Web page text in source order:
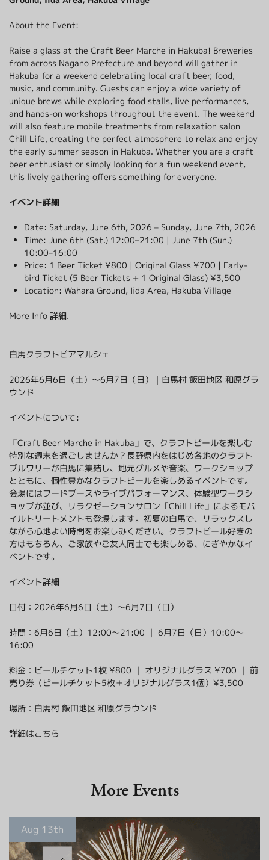
アクティビティ
アクティビティ
グリーンシーズン
イベント
ウィンターシーズン
イベント
About the Event:
Raise a glass at the Craft Beer Marche in Hakuba! Breweries
from across Nagano Prefecture and beyond will gather in
Hakuba for a weekend celebrating local craft beer, food,
music, and community. Guests can enjoy a wide variety of
unique brews while exploring food stalls, live performances,
and hands-on workshops throughout the event. The weekend
will also feature mobile treatments from relaxation salon
Chill Life, creating the perfect atmosphere to relax and enjoy
the early summer season in Hakuba. Whether you are a craft
beer enthusiast or simply looking for a fun weekend event,
this lively gathering offers something for everyone.
イベント詳細
Date: Saturday, June 6th, 2026 – Sunday, June 7th, 2026
Time: June 6th (Sat.) 12:00–21:00 | June 7th (Sun.)
10:00–16:00
Price: 1 Beer Ticket ¥800 | Original Glass ¥700 | Early-
bird Ticket (5 Beer Tickets + 1 Original Glass) ¥3,500
Location: Wahara Ground, Iida Area, Hakuba Village
More Info 詳細.
白馬クラフトビアマルシェ
2026年6月6日（土）〜6月7日（日）｜白馬村 飯田地区 和原グラ
ウンド
イベントについて:
「Craft Beer Marche in Hakuba」で、クラフトビールを楽しむ
特別な週末を過ごしませんか？長野県内をはじめ各地のクラフト
ブルワリーが白馬に集結し、地元グルメや音楽、ワークショップ
とともに、個性豊かなクラフトビールを楽しめるイベントです。
会場にはフードブースやライブパフォーマンス、体験型ワークシ
ョップが並び、リラクゼーションサロン「Chill Life」によるモバ
イルトリートメントも登場します。初夏の白馬で、リラックスし
ながら心地よい時間をお楽しみください。クラフトビール好きの
方はもちろん、ご家族やご友人同士でも楽しめる、にぎやかなイ
ベントです。
イベント詳細
日付：2026年6月6日（土）〜6月7日（日）
時間：6月6日（土）12:00〜21:00 ｜ 6月7日（日）10:00〜
16:00
料金：ビールチケット1枚 ¥800 ｜ オリジナルグラス ¥700 ｜ 前
売り券（ビールチケット5枚＋オリジナルグラス1個）¥3,500
場所：白馬村 飯田地区 和原グラウンド
詳細はこちら
More Events
Aug 13th